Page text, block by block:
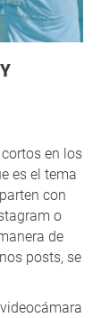
en los
es el tema
con
o
de
posts, se